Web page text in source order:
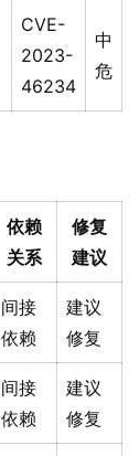
CVE-
2023-
46234
中
危
依赖
关系
修复
建议
间接
依赖
建议
修复
间接
依赖
建议
修复